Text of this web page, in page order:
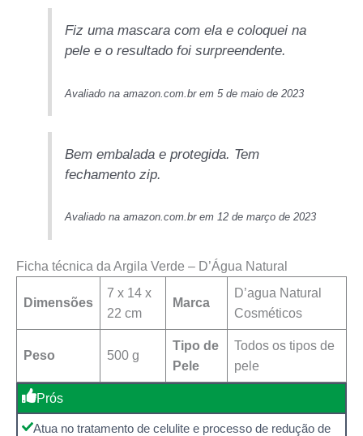
Fiz uma mascara com ela e coloquei na
pele e o resultado foi surpreendente.
Avaliado na amazon.com.br em 5 de maio de 2023
Bem embalada e protegida. Tem
fechamento zip.
Avaliado na amazon.com.br em 12 de março de 2023
Ficha técnica da Argila Verde – D’Água Natural
Dimensões
‎7 x 14 x
22 cm
Marca
D’agua Natural
Cosméticos
Peso 500 g
Tipo de
Pele
‎Todos os tipos de
pele
Prós
Atua no tratamento de celulite e processo de redução de